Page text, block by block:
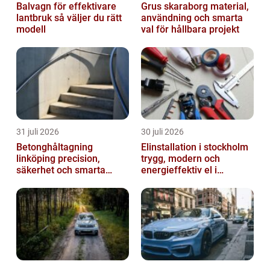
Balvagn för effektivare
lantbruk så väljer du rätt
modell
Grus skaraborg material,
användning och smarta
val för hållbara projekt
31 juli 2026
Betonghåltagning
linköping precision,
säkerhet och smarta
30 juli 2026
Elinstallation i stockholm
trygg, modern och
energieffektiv el i